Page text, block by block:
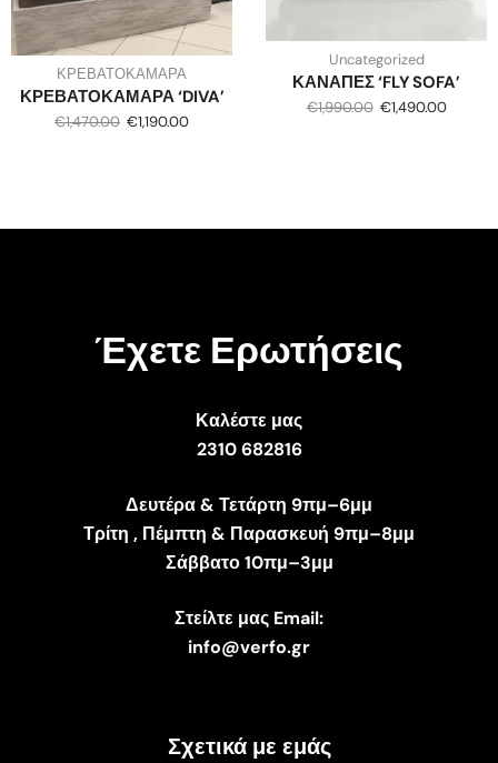
ΚΡΕΒΑΤΟΚΑΜΑΡΑ
ΚΡΕΒΑΤΟΚΑΜΑΡΑ ‘DIVA’
€1,470.00 €1,190.00
Uncategorized
ΚΑΝΑΠΕΣ ‘FLY SOFA’
€1,990.00 €1,490.00
Έχετε Ερωτήσεις
Καλέστε μας
2310 682816
Δευτέρα & Τετάρτη 9πμ–6μμ
Τρίτη , Πέμπτη & Παρασκευή 9πμ–8μμ
Σάββατο 10πμ–3μμ
Στείλτε μας Email:
info@verfo.gr
Σχετικά με εμάς